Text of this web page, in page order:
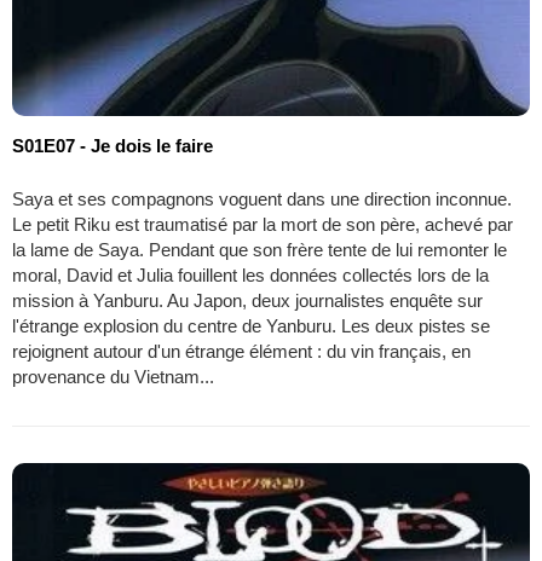
S01E07 - Je dois le faire
Saya et ses compagnons voguent dans une direction inconnue.
Le petit Riku est traumatisé par la mort de son père, achevé par
la lame de Saya. Pendant que son frère tente de lui remonter le
moral, David et Julia fouillent les données collectés lors de la
mission à Yanburu. Au Japon, deux journalistes enquête sur
l'étrange explosion du centre de Yanburu. Les deux pistes se
rejoignent autour d'un étrange élément : du vin français, en
provenance du Vietnam...